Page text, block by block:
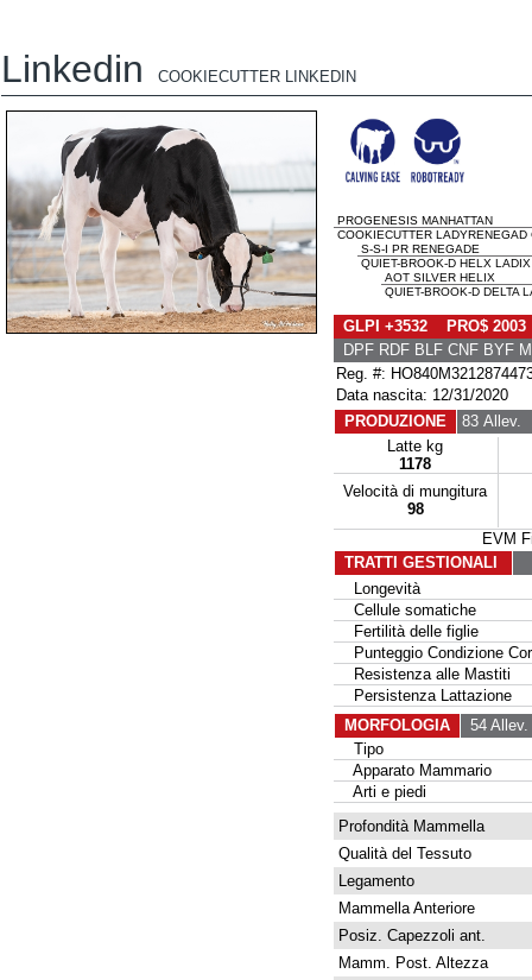
Linkedin COOKIECUTTER LINKEDIN
PROGENESIS MANHATTAN
COOKIECUTTER LADYRENEGAD
S-S-I PR RENEGADE
QUIET-BROOK-D HELX LADIX
AOT SILVER HELIX
QUIET-BROOK-D DELTA
GLPI +3532 PRO$ 2003
DPF RDF BLF CNF BYF
Reg. #:
Data nascita: 12/31/2020
PRODUZIONE
83 Allev.
Latte kg
1178
Velocità di mungitura
98
EVM
TRATTI GESTIONALI
Longevità
Cellule somatiche
Fertilità delle figlie
Punteggio Condizione
Resistenza alle Mastiti
Persistenza Lattazione
MORFOLOGIA
54 Allev.
Tipo
Apparato Mammario
Arti e piedi
Profondità Mammella
Qualità del Tessuto
Legamento
Mammella Anteriore
Posiz. Capezzoli ant.
Mamm. Post. Altezza